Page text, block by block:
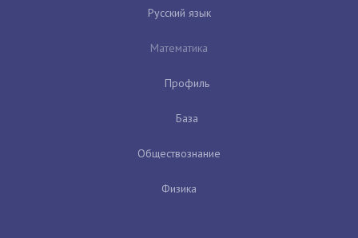
Русский язык
Математика
Профиль
База
Обществознание
Физика